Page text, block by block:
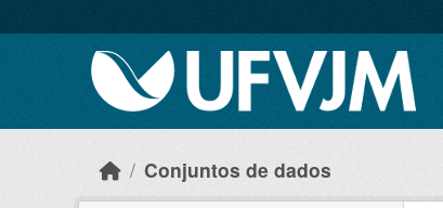
Conjuntos de dados